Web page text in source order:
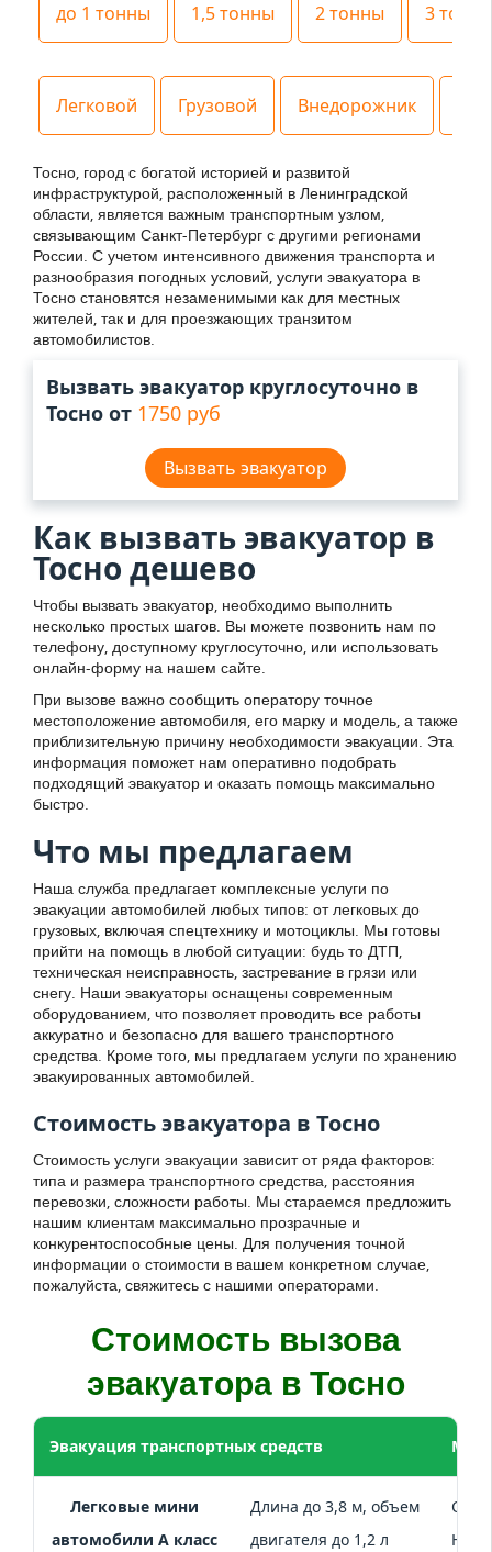
до 1 тонны 1,5 тонны 2 тонны 3
Легковой Грузовой Внедорожник
Тосно, город с богатой историей и развитой
инфраструктурой, расположенный в Ленинградской
области, является важным транспортным узлом,
связывающим Санкт-Петербург с другими регионами
России. С учетом интенсивного движения транспорта и
разнообразия погодных условий, услуги эвакуатора в
Тосно становятся незаменимыми как для местных
жителей, так и для проезжающих транзитом
автомобилистов.
Вызвать эвакуатор круглосуточно в
Тосно от 1750 руб
Вызвать эвакуатор
Как вызвать эвакуатор в
Тосно дешево
Чтобы вызвать эвакуатор, необходимо выполнить
несколько простых шагов. Вы можете позвонить нам по
телефону, доступному круглосуточно, или использовать
онлайн-форму на нашем сайте.
При вызове важно сообщить оператору точное
местоположение автомобиля, его марку и модель, а также
приблизительную причину необходимости эвакуации. Эта
информация поможет нам оперативно подобрать
подходящий эвакуатор и оказать помощь максимально
быстро.
Что мы предлагаем
Наша служба предлагает комплексные услуги по
эвакуации автомобилей любых типов: от легковых до
грузовых, включая спецтехнику и мотоциклы. Мы готовы
прийти на помощь в любой ситуации: будь то ДТП,
техническая неисправность, застревание в грязи или
снегу. Наши эвакуаторы оснащены современным
оборудованием, что позволяет проводить все работы
аккуратно и безопасно для вашего транспортного
средства. Кроме того, мы предлагаем услуги по хранению
эвакуированных автомобилей.
Стоимость эвакуатора в Тосно
Стоимость услуги эвакуации зависит от ряда факторов:
типа и размера транспортного средства, расстояния
перевозки, сложности работы. Мы стараемся предложить
нашим клиентам максимально прозрачные и
конкурентоспособные цены. Для получения точной
информации о стоимости в вашем конкретном случае,
пожалуйста, свяжитесь с нашими операторами.
Стоимость вызова
эвакуатора в Тосно
Эвакуация транспортных средств
Легковые мини
автомобили А класс
Длина до 3,8 м, объем
двигателя до 1,2 л